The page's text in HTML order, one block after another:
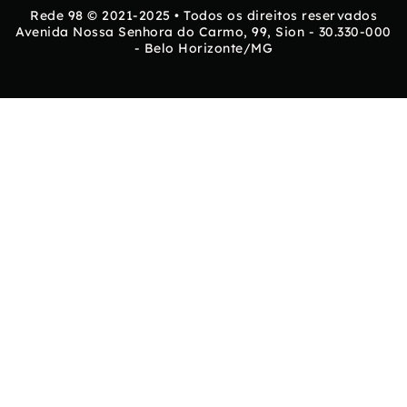
Rede 98 © 2021-2025 • Todos os direitos reservados
Avenida Nossa Senhora do Carmo, 99, Sion - 30.330-000
- Belo Horizonte/MG